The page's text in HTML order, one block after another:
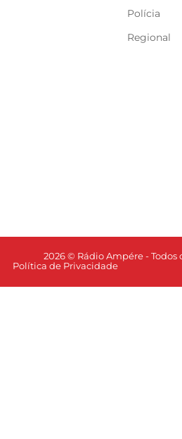
Polícia
Regional
2026 © Rádio Ampére - Todos
Política de Privacidade